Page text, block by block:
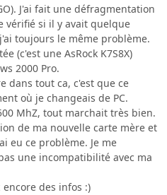
J'ai fait une défragmentation
vérifié si il y avait quelque
toujours le même problème.
(c'est une AsRock K7S8X)
2000 Pro.
dans tout ca, c'est que ce
où je changeais de PC.
MhZ, tout marchait très bien.
de ma nouvelle carte mère et
eu ce problème. Je me
une incompatibilité avec ma
des infos :)